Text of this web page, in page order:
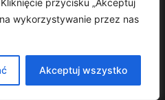
przycisku „Akceptuj
wykorzystywanie przez nas
Akceptuj wszystko